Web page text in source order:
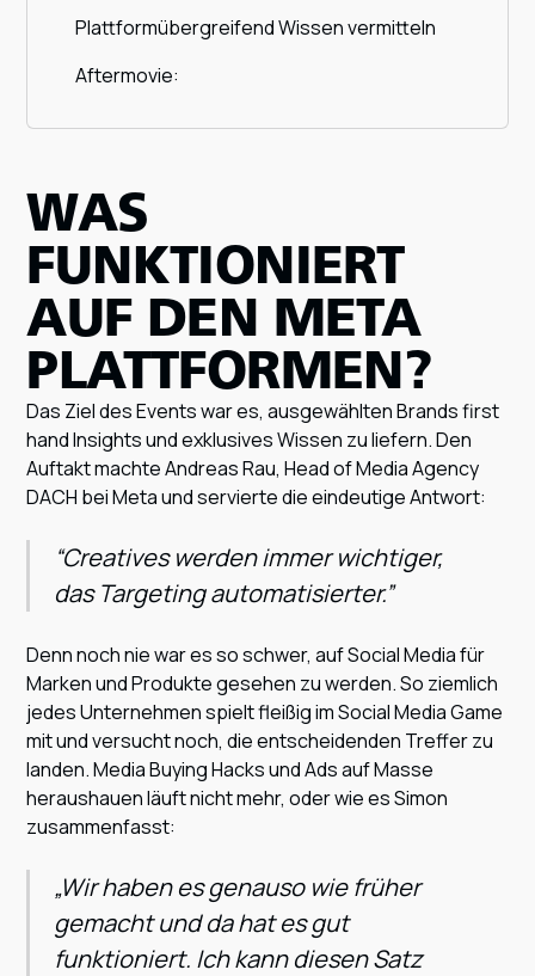
WAS
FUNKTIONIERT
AUF DEN META
PLATTFORMEN?
Das Ziel des Events war es, ausgewählten Brands first
hand Insights und exklusives Wissen zu liefern. Den
Auftakt machte Andreas Rau, Head of Media Agency
DACH bei Meta und servierte die eindeutige Antwort:
“Creatives werden immer wichtiger,
das Targeting automatisierter.”
Denn noch nie war es so schwer, auf Social Media für
Marken und Produkte gesehen zu werden. So ziemlich
jedes Unternehmen spielt fleißig im Social Media Game
mit und versucht noch, die entscheidenden Treffer zu
landen. Media Buying Hacks und Ads auf Masse
heraushauen läuft nicht mehr, oder wie es Simon
zusammenfasst:
⁣⁣⁣„Wir haben es genauso wie früher
gemacht und da hat es gut
funktioniert. Ich kann diesen Satz
Plattform­übergreifend Wissen vermitteln
Aftermovie: